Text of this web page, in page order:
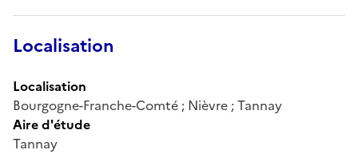
Localisation
Localisation
Bourgogne-Franche-Comté ; Nièvre ; Tannay
Aire d'étude
Tannay